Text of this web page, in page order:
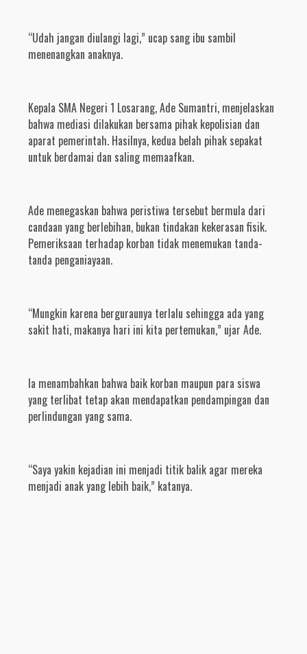
“Udah jangan diulangi lagi,” ucap sang ibu sambil
menenangkan anaknya.
Kepala SMA Negeri 1 Losarang, Ade Sumantri, menjelaskan
bahwa mediasi dilakukan bersama pihak kepolisian dan
aparat pemerintah. Hasilnya, kedua belah pihak sepakat
untuk berdamai dan saling memaafkan.
Ade menegaskan bahwa peristiwa tersebut bermula dari
candaan yang berlebihan, bukan tindakan kekerasan fisik.
Pemeriksaan terhadap korban tidak menemukan tanda-
tanda penganiayaan.
“Mungkin karena berguraunya terlalu sehingga ada yang
sakit hati, makanya hari ini kita pertemukan,” ujar Ade.
Ia menambahkan bahwa baik korban maupun para siswa
yang terlibat tetap akan mendapatkan pendampingan dan
perlindungan yang sama.
“Saya yakin kejadian ini menjadi titik balik agar mereka
menjadi anak yang lebih baik,” katanya.